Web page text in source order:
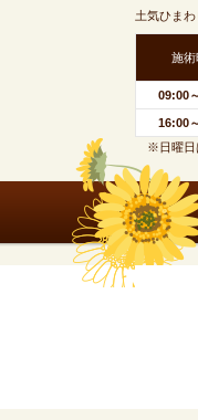
土気ひま
施術
09:00
16:00
※日曜日